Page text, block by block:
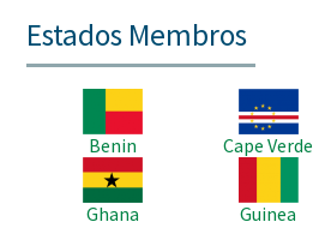
Estados Membros
Benin
Imagem
Cape Verde
Imagem
Ghana
Guinea